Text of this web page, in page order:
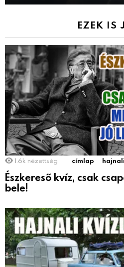
EZEK IS
1.6k nézettség címlap
Észkereső kvíz, csak
bele!